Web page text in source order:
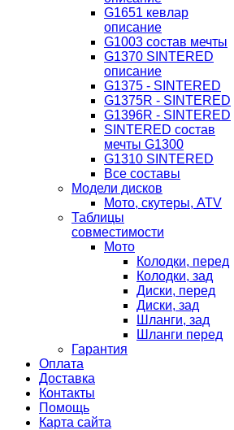
G1651 кевлар
описание
G1003 состав мечты
G1370 SINTERED
описание
G1375 - SINTERED
G1375R - SINTERED
G1396R - SINTERED
SINTERED состав
мечты G1300
G1310 SINTERED
Все составы
Модели дисков
Мото, скутеры, ATV
Таблицы
совместимости
Мото
Колодки, перед
Колодки, зад
Диски, перед
Диски, зад
Шланги, зад
Шланги перед
Гарантия
Оплата
Доставка
Контакты
Помощь
Карта сайта